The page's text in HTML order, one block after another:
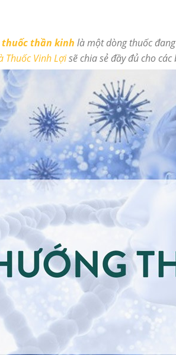
thuốc thần kinh là một dòng thuốc
Thuốc Vinh Lợisẽ chia sẻ đầy đủ cho các